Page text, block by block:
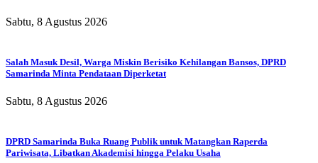
Sabtu, 8 Agustus 2026
Salah Masuk Desil, Warga Miskin Berisiko Kehilangan Bansos, DPRD
Samarinda Minta Pendataan Diperketat
Sabtu, 8 Agustus 2026
DPRD Samarinda Buka Ruang Publik untuk Matangkan Raperda
Pariwisata, Libatkan Akademisi hingga Pelaku Usaha